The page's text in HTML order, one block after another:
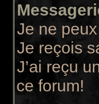
Je ne
Je reçois
J’ai reçu
ce forum!